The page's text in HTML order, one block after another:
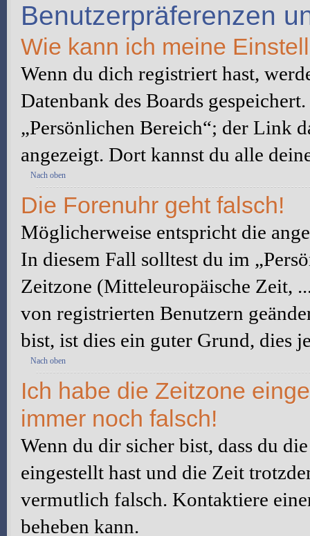
Benutzerpräferenzen
Wie kann ich meine
Wenn du dich registriert hast,
Datenbank des Boards
„Persönlichen Bereich“; der Link
angezeigt. Dort kannst du alle
Nach oben
Die Forenuhr geht falsch!
Möglicherweise entspricht die
In diesem Fall solltest du im
Zeitzone (Mitteleuropäische Zeit,
von registrierten Benutzern
bist, ist dies ein guter Grund, dies
Nach oben
Ich habe die Zeitzone
immer noch falsch!
Wenn du dir sicher bist, dass du
eingestellt hast und die Zeit
vermutlich falsch. Kontaktiere
beheben kann.